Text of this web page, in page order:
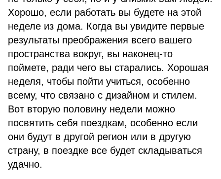
Хорошо, если работать вы будете на этой
неделе из дома. Когда вы увидите первые
результаты преображения всего вашего
пространства вокруг, вы наконец-то
поймете, ради чего вы старались. Хорошая
неделя, чтобы пойти учиться, особенно
всему, что связано с дизайном и стилем.
Вот вторую половину недели можно
посвятить себя поездкам, особенно если
они будут в другой регион или в другую
страну, в поездке все будет складываться
удачно.